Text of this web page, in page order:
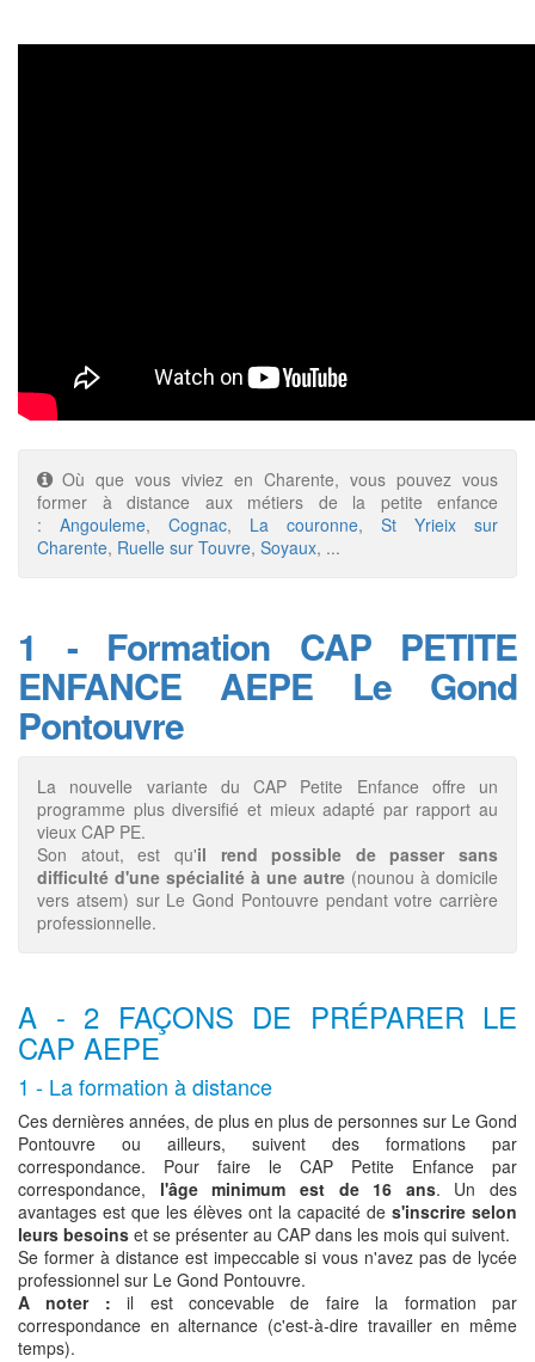
Où que vous viviez en Charente, vous pouvez vous
former à distance aux métiers de la petite enfance
: Angouleme, Cognac, La couronne, St Yrieix sur
Charente, Ruelle sur Touvre, Soyaux, ...
1 - Formation CAP PETITE
ENFANCE AEPE Le Gond
Pontouvre
La nouvelle variante du CAP Petite Enfance offre un
programme plus diversifié et mieux adapté par rapport au
vieux CAP PE.
Son atout, est qu'il rend possible de passer sans
difficulté d'une spécialité à une autre (nounou à domicile
vers atsem) sur Le Gond Pontouvre pendant votre carrière
professionnelle.
A - 2 FAÇONS DE PRÉPARER LE
CAP AEPE
1 - La formation à distance
Ces dernières années, de plus en plus de personnes sur Le Gond
Pontouvre ou ailleurs, suivent des formations par
correspondance. Pour faire le CAP Petite Enfance par
correspondance, l'âge minimum est de 16 ans. Un des
avantages est que les élèves ont la capacité de s'inscrire selon
leurs besoins et se présenter au CAP dans les mois qui suivent.
Se former à distance est impeccable si vous n'avez pas de lycée
professionnel sur Le Gond Pontouvre.
A noter :il est concevable de faire la formation par
correspondance en alternance (c'est-à-dire travailler en même
temps).